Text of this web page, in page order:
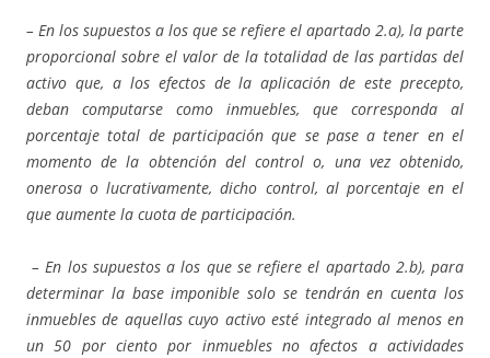
– En los supuestos a los que se refiere el apartado 2.a), la parte
proporcional sobre el valor de la totalidad de las partidas del
activo que, a los efectos de la aplicación de este precepto,
deban computarse como inmuebles, que corresponda al
porcentaje total de participación que se pase a tener en el
momento de la obtención del control o, una vez obtenido,
onerosa o lucrativamente, dicho control, al porcentaje en el
que aumente la cuota de participación.
– En los supuestos a los que se refiere el apartado 2.b), para
determinar la base imponible solo se tendrán en cuenta los
inmuebles de aquellas cuyo activo esté integrado al menos en
un 50 por ciento por inmuebles no afectos a actividades